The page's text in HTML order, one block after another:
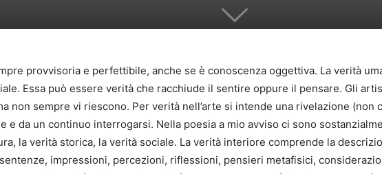
provvisoria e perfettibile, anche se è conoscenza oggettiva. La verità
Essa può essere verità che racchiude il sentire oppure il pensare. Gli
non sempre vi riescono. Per verità nell’arte si intende una rivelazione (non
e da un continuo interrogarsi. Nella poesia a mio avviso ci sono
la verità storica, la verità sociale. La verità interiore comprende la
impressioni, percezioni, riflessioni, pensieri metafisici,